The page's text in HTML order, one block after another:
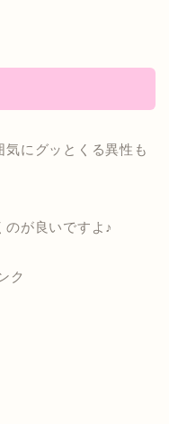
にグッとくる異性も
のが良いですよ♪
ク